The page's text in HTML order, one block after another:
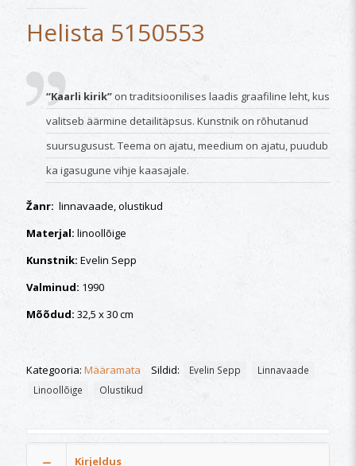
Helista 5150553
“Kaarli kirik” on traditsioonilises laadis graafiline leht, kus
valitseb äärmine detailitäpsus. Kunstnik on rõhutanud
suursugusust. Teema on ajatu, meedium on ajatu, puudub
ka igasugune vihje kaasajale.
Žanr: linnavaade, olustikud
Materjal: linoollõige
Kunstnik: Evelin Sepp
Valminud: 1990
Mõõdud: 32,5 x 30 cm
Kategooria: Määramata Sildid: Evelin Sepp
Linnavaade
Linoollõige
Olustikud
Kirjeldus